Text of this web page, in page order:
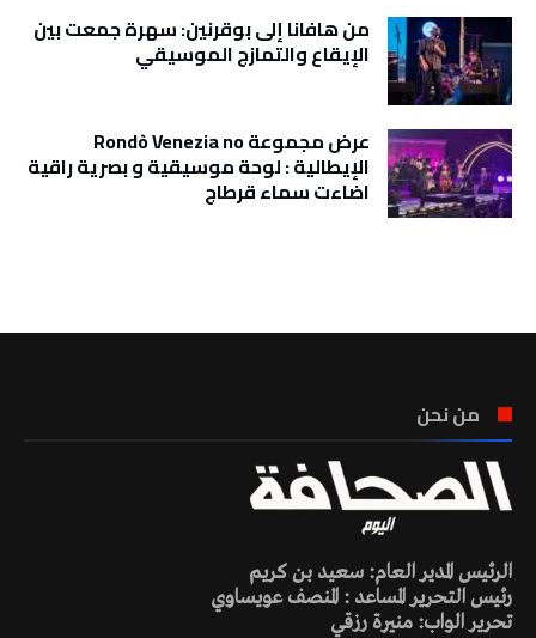
من هافانا إلى بوقرنين: سهرة جمعت بين
الإيقاع والتمازج الموسيقي
عرض مجموعة Rondò Venezia no
الإيطالية : لوحة موسيقية و بصرية راقية
اضاءت سماء قرطاج
من نحن
الرئيس المدير العام: سعيد بن كريم
رئيس التحرير المساعد : المنصف عويساوي
تحرير الواب: منيرة رزقي